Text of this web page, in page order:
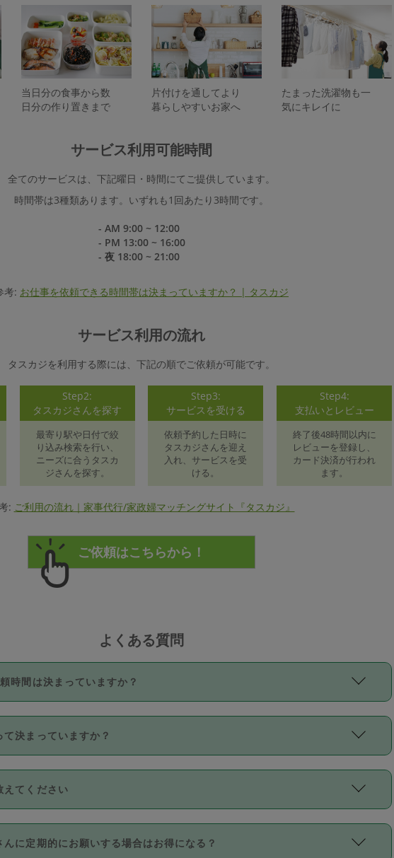
当日分の食事から数
日分の作り置きまで
片付けを通してより
暮らしやすいお家へ
たまった洗濯物も一
気にキレイに
サービス利用可能時間
全てのサービスは、下記曜日・時間にてご提供しています。
時間帯は3種類あります。いずれも1回あたり3時間です。
- AM 9:00 ~ 12:00
- PM 13:00 ~ 16:00
- 夜 18:00 ~ 21:00
考: お仕事を依頼できる時間帯は決まっていますか？ | タスカジ
サービス利用の流れ
タスカジを利用する際には、下記の順でご依頼が可能です。
Step2:
タスカジさんを探す
最寄り駅や日付で絞
り込み検索を行い、
ニーズに合うタスカ
ジさんを探す。
Step3:
サービスを受ける
依頼予約した日時に
タスカジさんを迎え
入れ、サービスを受
ける。
Step4:
支払いとレビュー
終了後48時間以内に
レビューを登録し、
カード決済が行われ
ます。
: ご利用の流れ｜家事代行/家政婦マッチングサイト『タスカジ』
よくある質問
時間は決まっていますか？
時間固定です。3時間を超えて依頼したい場合は、延長機能をご利用くださ
用いただくには、タスカジさんに事前に相談し、合意の上事前申請すること
お、3時間を下回っても、値引き等はございません。
決まっていますか？
の中からタスカジさん自身が価格を選んで設定しています。
価格設定には最初は制限があり、レビュー件数、レビューの平均値、などで
な最高額が上がっていく仕組みになっています。
えてください
レジットカード（Visa／Master／JCB／AMERICAN EXPRESS／Diners
ります。
んに定期的にお願いする場合はお得になる？